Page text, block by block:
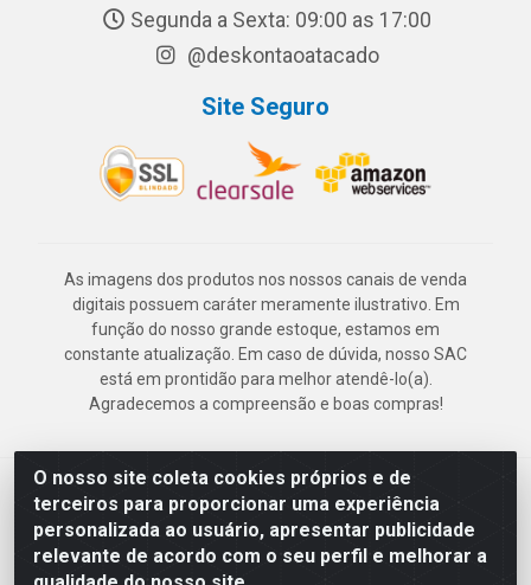
O nosso site coleta cookies próprios e de
terceiros para proporcionar uma experiência
personalizada ao usuário, apresentar publicidade
relevante de acordo com o seu perfil e melhorar a
Segunda a Sexta: 09:00 as 17:00
@deskontaoatacado
Site Seguro
As imagens dos produtos nos nossos canais de venda
digitais possuem caráter meramente ilustrativo. Em
função do nosso grande estoque, estamos em
constante atualização. Em caso de dúvida, nosso SAC
está em prontidão para melhor atendê-lo(a).
Agradecemos a compreensão e boas compras!
Deskontão Atacado - Av. Marechal Mascarenhas de Morais, 2471 -
Imbiribeira - Recife/PE - CEP 51.150-001 - CNPJ 24.150.377/0003-
57